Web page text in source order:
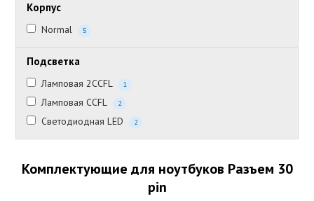
Корпус
Normal 5
Подсветка
Ламповая 2CCFL 1
Ламповая CCFL 2
Светодиодная LED 2
Комплектующие для ноутбуков Разъем 30
pin